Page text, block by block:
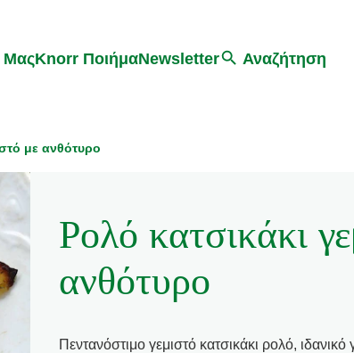
ΜαςKnorr ΠοιήμαNewsletter Αναζήτηση
με ανθότυρο
Ρολό κατσικάκι
ανθότυρο
Πεντανόστιμο γεμιστό κατσικάκι ρολό,